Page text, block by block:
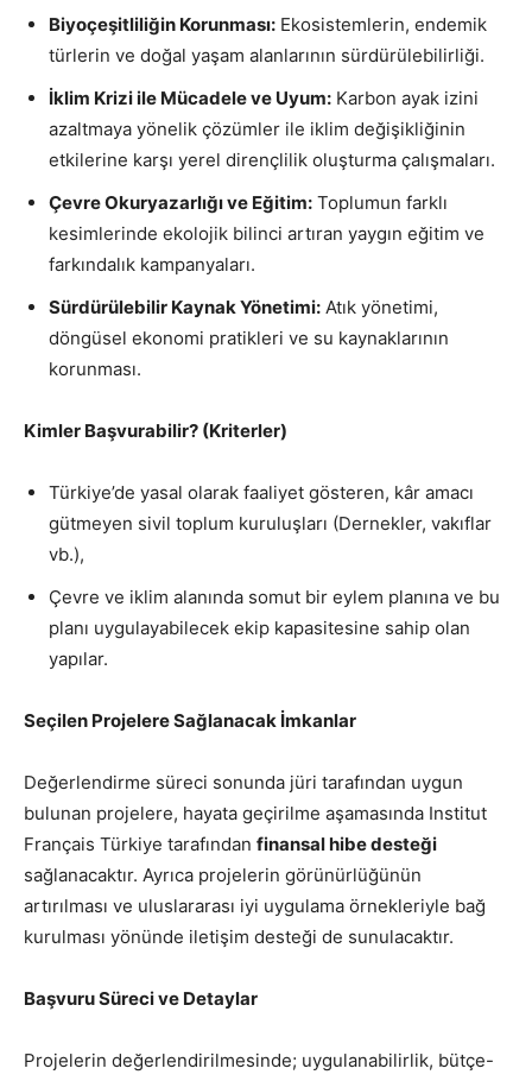
Biyoçeşitliliğin Korunması: Ekosistemlerin, endemik
türlerin ve doğal yaşam alanlarının sürdürülebilirliği.
İklim Krizi ile Mücadele ve Uyum: Karbon ayak izini
azaltmaya yönelik çözümler ile iklim değişikliğinin
etkilerine karşı yerel dirençlilik oluşturma çalışmaları.
Çevre Okuryazarlığı ve Eğitim: Toplumun farklı
kesimlerinde ekolojik bilinci artıran yaygın eğitim ve
farkındalık kampanyaları.
Sürdürülebilir Kaynak Yönetimi: Atık yönetimi,
döngüsel ekonomi pratikleri ve su kaynaklarının
korunması.
Kimler Başvurabilir? (Kriterler)
Türkiye’de yasal olarak faaliyet gösteren, kâr amacı
gütmeyen sivil toplum kuruluşları (Dernekler, vakıflar
vb.),
Çevre ve iklim alanında somut bir eylem planına ve bu
planı uygulayabilecek ekip kapasitesine sahip olan
yapılar.
Seçilen Projelere Sağlanacak İmkanlar
Değerlendirme süreci sonunda jüri tarafından uygun
bulunan projelere, hayata geçirilme aşamasında Institut
Français Türkiye tarafından finansal hibe desteği
sağlanacaktır. Ayrıca projelerin görünürlüğünün
artırılması ve uluslararası iyi uygulama örnekleriyle bağ
kurulması yönünde iletişim desteği de sunulacaktır.
Başvuru Süreci ve Detaylar
Projelerin değerlendirilmesinde; uygulanabilirlik, bütçe-